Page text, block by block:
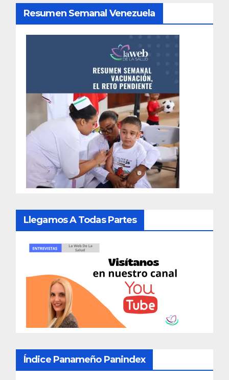
Resumen Semanal Venezuela
Llegamos A Todas Partes
Índice Panameño Panindex